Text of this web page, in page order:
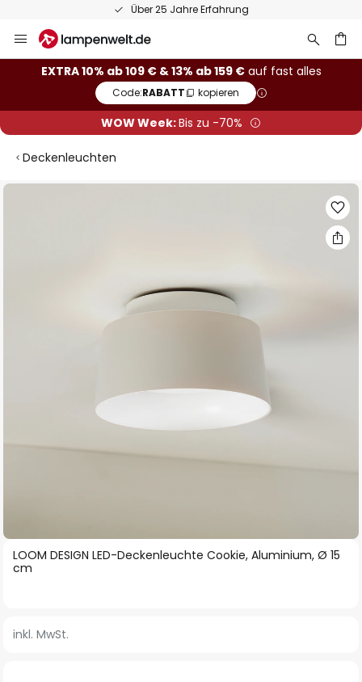
Über 25 Jahre Erfahrung
Inhalt
springen
EXTRA 10% ab 109 € & 13% ab 159 €auf fast alles
Code:RABATT kopieren
WOW Week:Bis zu -70%
Deckenleuchten
Zum
Zum
Anfang
springen
LOOM DESIGN LED-Deckenleuchte Cookie, Aluminium, Ø 15
cm
inkl. MwSt.